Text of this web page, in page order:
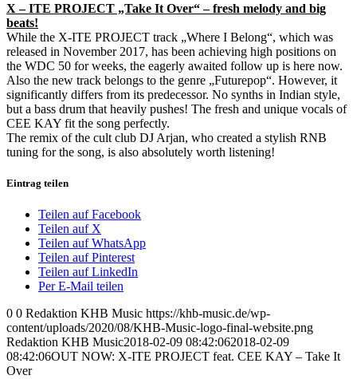
X – ITE PROJECT „Take It Over“ – fresh melody and big
beats!
While the X-ITE PROJECT track „Where I Belong“, which was
released in November 2017, has been achieving high positions on
the WDC 50 for weeks, the eagerly awaited follow up is here now.
Also the new track belongs to the genre „Futurepop“. However, it
significantly differs from its predecessor. No synths in Indian style,
but a bass drum that heavily pushes! The fresh and unique vocals of
CEE KAY fit the song perfectly.
The remix of the cult club DJ Arjan, who created a stylish RNB
tuning for the song, is also absolutely worth listening!
Eintrag teilen
Teilen auf Facebook
Teilen auf X
Teilen auf WhatsApp
Teilen auf Pinterest
Teilen auf LinkedIn
Per E-Mail teilen
0 0 Redaktion KHB Music https://khb-music.de/wp-
content/uploads/2020/08/KHB-Music-logo-final-website.png
Redaktion KHB Music2018-02-09 08:42:062018-02-09
08:42:06OUT NOW: X-ITE PROJECT feat. CEE KAY – Take It
Over